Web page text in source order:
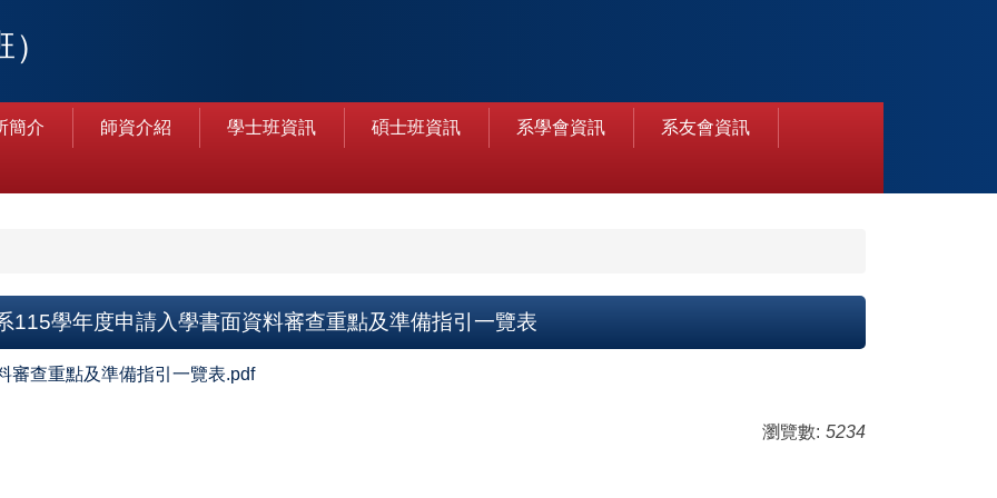
簡介 師資介紹 學士班資訊 碩士班資訊 系學會資訊 系友會資訊
115學年度申請入學書面資料審查重點及準備指引一覽表
審查重點及準備指引一覽表.pdf
瀏覽數: 5234